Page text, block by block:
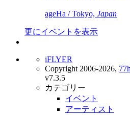
ageHa / Tokyo, Japan
更にイベントを表示
iFLYER
Copyright 2006-2026,
v7.3.5
カテゴリー
イベント
アーティスト